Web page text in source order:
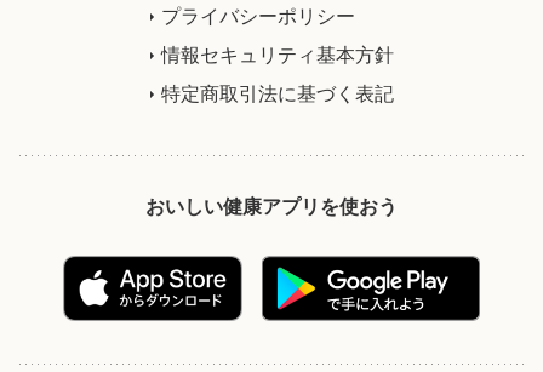
プライバシーポリシー
情報セキュリティ基本方針
特定商取引法に基づく表記
おいしい健康アプリを使おう